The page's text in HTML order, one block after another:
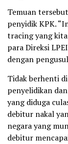
Temuan
penyidik KPK.
tracing yang
para Direksi
dengan
Tidak berhenti
penyelidikan
yang diduga
debitur nakal
negara yang
debitur